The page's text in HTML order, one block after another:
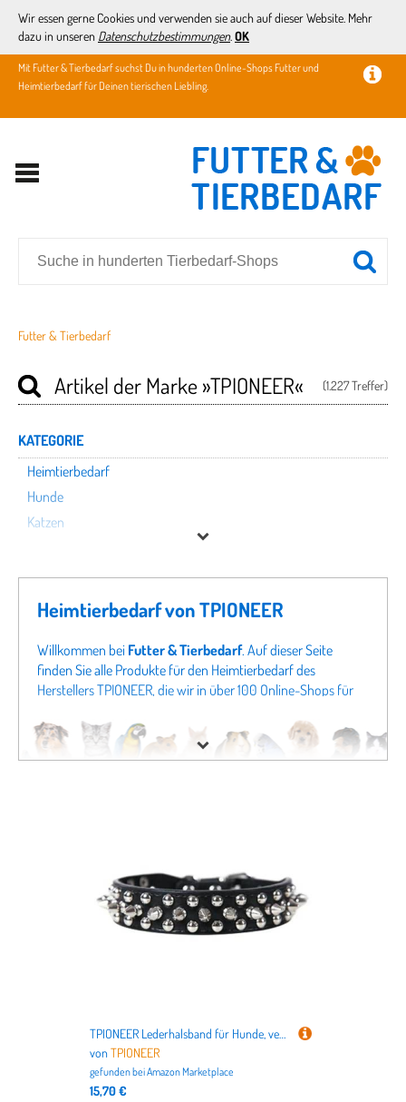
Wir essen gerne Cookies und verwenden sie auch auf dieser Website. Mehr
dazu in unseren Datenschutzbestimmungen. OK
Mit Futter & Tierbedarf suchst Du in hunderten Online-Shops Futter und
Heimtierbedarf für Deinen tierischen Liebling.
Futter & Tierbedarf
(1.227 Treffer)
Artikel der Marke»TPIONEER«
KATEGORIE
Heimtierbedarf
Hunde
Katzen
TPIONEER
Preis
Heimtierbedarf von TPIONEER
Willkommen bei Futter & Tierbedarf. Auf dieser Seite
finden Sie alle Produkte für den Heimtierbedarf des
Herstellers TPIONEER, die wir in über 100 Online-Shops für
Sie auch direkt in unseren Fachabteilungen
Hunde von
TPIONEER
oder Angeboten für Katzen von TPIONEER
bis hin zu dem Tierbedarf für Pferde
TPIONEER Lederhalsband für Hunde, verstellbar, mit Halsband, PU-Leder, Punk-Nieten, Spike-Hundehalsband, Haustierhalsbänder für kleine Katzen
vonTPIONEER
gefunden beiAmazon Marketplace
15,70 €